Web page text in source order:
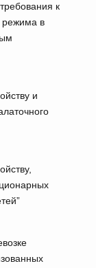
к
режима в
и